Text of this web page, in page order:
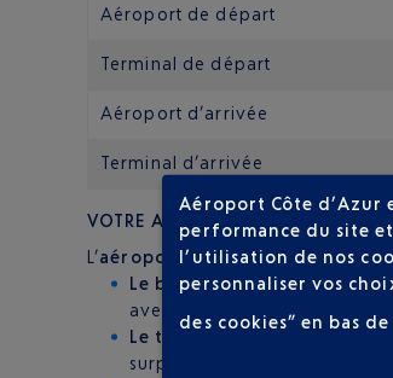
Aéroport de départ
Terminal de départ
Aéroport d’arrivée
Terminal d’arrivée
VOTRE ARRIVÉE À RABAT
L’aéroport de Rabat-Salé se
Le bus: la compagnie Alsa
avec un départ toutes les
Le taxi
: les tarifs des
surprises ! Pour rejoindre le
Aéroport Côte
performance du site
l’utilisation de nos
personnaliser vos
des cookies” en bas